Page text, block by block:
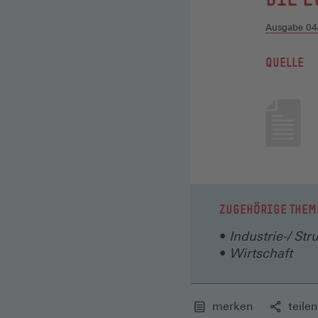
Ausgabe
QUELLE
ZUGEHÖRIGE
Industrie-/
Wirtschaft
merken teilen